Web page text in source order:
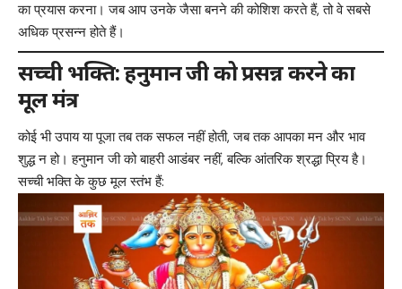
का प्रयास करना। जब आप उनके जैसा बनने की कोशिश करते हैं, तो वे सबसे
अधिक प्रसन्न होते हैं।
सच्ची भक्ति: हनुमान जी को प्रसन्न करने का
मूल मंत्र
कोई भी उपाय या पूजा तब तक सफल नहीं होती, जब तक आपका मन और भाव
शुद्ध न हो। हनुमान जी को बाहरी आडंबर नहीं, बल्कि आंतरिक श्रद्धा प्रिय है।
सच्ची भक्ति के कुछ मूल स्तंभ हैं: